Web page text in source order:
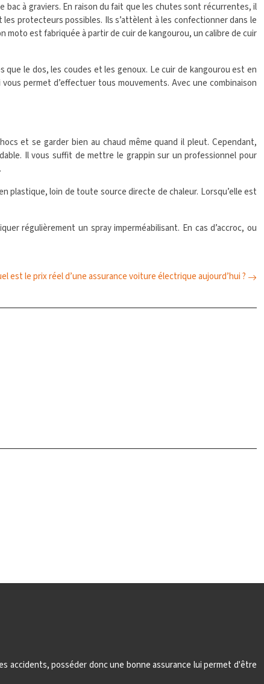
à graviers. En raison du fait que les chutes sont récurrentes, il
protecteurs possibles. Ils s’attèlent à les confectionner dans le
est fabriquée à partir de cuir de kangourou, un calibre de cuir
le dos, les coudes et les genoux. Le cuir de kangourou est en
permet d’effectuer tous mouvements. Avec une combinaison
et se garder bien au chaud même quand il pleut. Cependant,
Il vous suffit de mettre le grappin sur un professionnel pour
.
plastique, loin de toute source directe de chaleur. Lorsqu’elle est
régulièrement un spray imperméabilisant. En cas d’accroc, ou
est le prix réel d’une assurance voiture électrique aujourd’hui ?
accidents, posséder donc une bonne assurance lui permet d'être